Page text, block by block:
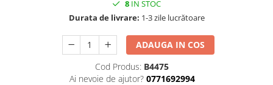
Zahăr & Îndulcitori
8 IN STOC
Durata de livrare: 1-3 zile lucrătoare
ADAUGA IN COS
Cod Produs: B4475
Ai nevoie de ajutor? 0771692994